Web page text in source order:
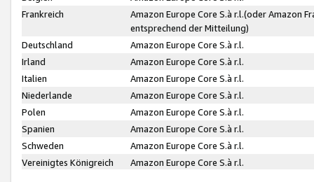
Frankreich
Amazon Europe Core S.à r.l.(oder Amazon
entsprechend der Mitteilung)
Deutschland
Amazon Europe Core S.à r.l.
Irland
Amazon Europe Core S.à r.l.
Italien
Amazon Europe Core S.à r.l.
Niederlande
Amazon Europe Core S.à r.l.
Polen
Amazon Europe Core S.à r.l.
Spanien
Amazon Europe Core S.à r.l.
Schweden
Amazon Europe Core S.à r.l.
Vereinigtes Königreich
Amazon Europe Core S.à r.l.